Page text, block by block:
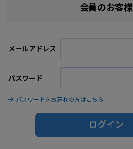
会員のお客様
メールアドレス
パスワード
パスワードをお忘れの方はこちら